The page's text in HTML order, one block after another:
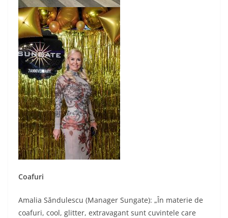
Coafuri
Amalia Săndulescu (Manager Sungate): „În materie de
coafuri, cool, glitter, extravagant sunt cuvintele care